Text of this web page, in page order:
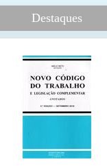
Destaques